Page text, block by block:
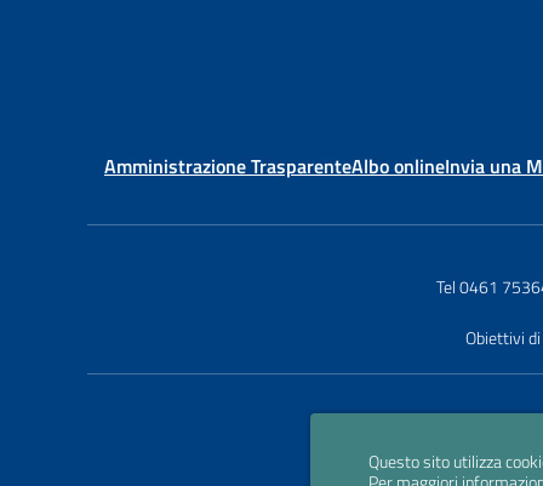
Amministrazione TrasparenteAlbo onlineInvia una
Tel 0461
Obiettivi
Questo sito utilizza